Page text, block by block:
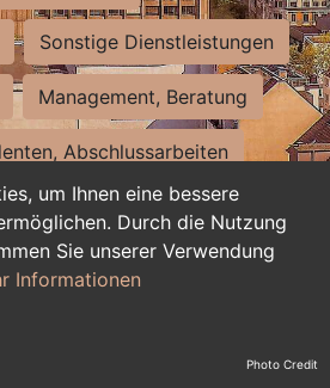
um Ihnen eine bessere
Durch die Nutzung
Sie unserer Verwendung
Informationen
Sonstige Dienstleistungen
Management, Beratung
Abschlussarbeiten
Assistenz, Sekretariat
und Nebenjobs
duale Ausbildung Photo Credit